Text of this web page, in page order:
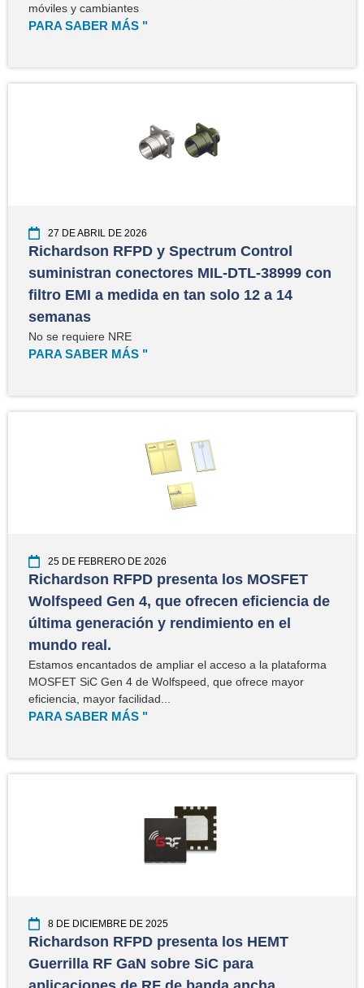
móviles y cambiantes
PARA SABER MÁS "
27 DE ABRIL DE 2026
Richardson RFPD y Spectrum Control
suministran conectores MIL-DTL-38999 con
filtro EMI a medida en tan solo 12 a 14
semanas
No se requiere NRE
PARA SABER MÁS "
25 DE FEBRERO DE 2026
Richardson RFPD presenta los MOSFET
Wolfspeed Gen 4, que ofrecen eficiencia de
última generación y rendimiento en el
mundo real.
Estamos encantados de ampliar el acceso a la plataforma
MOSFET SiC Gen 4 de Wolfspeed, que ofrece mayor
eficiencia, mayor facilidad...
PARA SABER MÁS "
8 DE DICIEMBRE DE 2025
Richardson RFPD presenta los HEMT
Guerrilla RF GaN sobre SiC para